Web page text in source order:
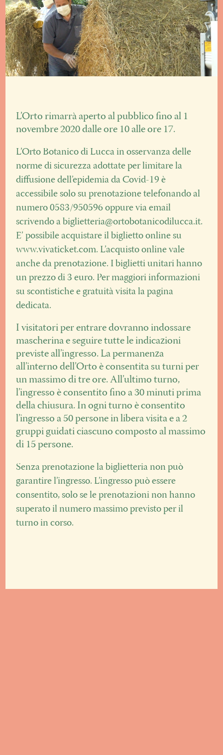
L’Orto rimarrà aperto al pubblico fino al 1
novembre 2020 dalle ore 10 alle ore 17.
L’Orto Botanico di Lucca in osservanza delle
norme di sicurezza adottate per limitare la
diffusione dell’epidemia da Covid-19 è
accessibile solo su prenotazione telefonando al
numero0583/950596 oppure via email
scrivendo a biglietteria@ortobotanicodilucca.it.
E’ possibile acquistare il biglietto online su
www.vivaticket.com. L’acquisto online vale
anche da prenotazione. I biglietti unitari hanno
un prezzo di 3 euro. Per maggiori informazioni
su scontistiche e gratuità visita lapagina
dedicata.
I visitatori per entrare dovranno indossare
mascherina e seguire tutte le indicazioni
previste all’ingresso. La permanenza
all’interno dell’Orto è consentita su turni per
un massimo di tre ore. All’ultimo turno,
l’ingresso è consentito fino a 30 minuti prima
della chiusura. In ogni turno è consentito
l’ingresso a 50 persone in libera visita e a 2
gruppi guidati ciascuno composto al massimo
di 15 persone.
Senza prenotazione la biglietteria non può
garantire l’ingresso. L’ingresso può essere
consentito, solo se le prenotazioni non hanno
superato il numero massimo previsto per il
turno in corso.